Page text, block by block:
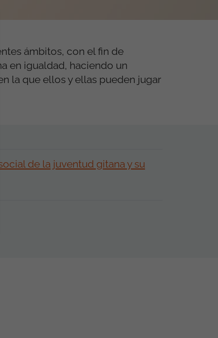
ámbitos, con el fin de
en igualdad, haciendo un
la que ellos y ellas pueden jugar
de la juventud gitana y su